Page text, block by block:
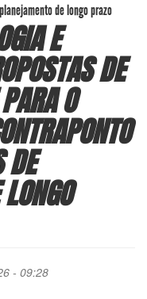
de longo prazo
E
DE
O
DE
- 09:28